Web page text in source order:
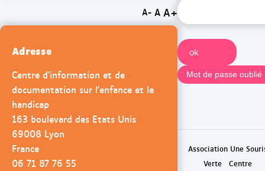
Association Une
Verte
Centre
A- A A+
Adresse
Centre d'information et de
documentation sur l'enfance et le
handicap
163 boulevard des Etats Unis
69008 Lyon
France
06 71 87 76 55